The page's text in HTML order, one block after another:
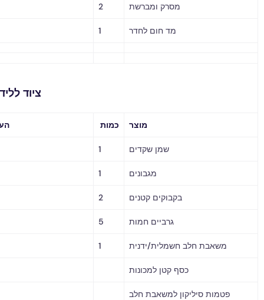
מסרק ומברשת 2
מד חום לחדר 1
ציוד ללידה ושונות
כמות הערות / מחיר
1
1
בקבוקים קטנים 2
5
חלב חשמלית/ידנית 1
כסף קטן למכונות
סיליקון למשאבת חלב